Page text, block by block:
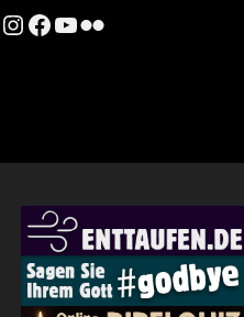
Instagram
Facebook
YouTube
Flickr